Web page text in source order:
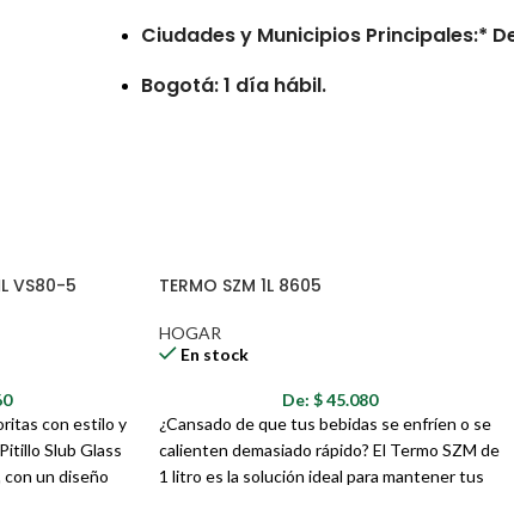
Ciudades y Municipios Principales:*
Bogotá: 1 día hábil.
Los tiempos de entrega pueden
direcciones erróneas o
reportadas por la transportadora.
Pedidos con errores en la dirección
entrega adicionales por las
VS80-5
con estilo y
Slub Glass
con un diseño
TERMO SZM 1L 8605
HOGAR
En stock
De: $45.080
¿Cansado de que tus bebidas se enfríen o se
calienten demasiado rápido? El Termo SZM de
1 litro es la solución ideal para mantener tus